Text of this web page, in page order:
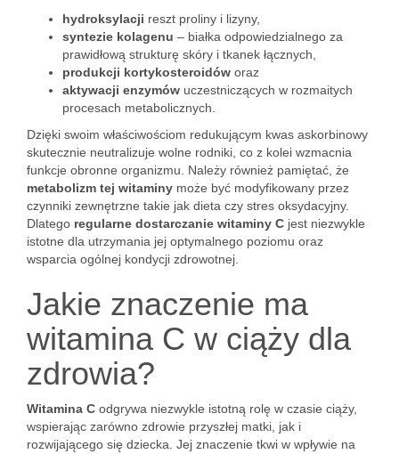
hydroksylacji reszt proliny i lizyny,
syntezie kolagenu – białka odpowiedzialnego za
prawidłową strukturę skóry i tkanek łącznych,
produkcji kortykosteroidów oraz
aktywacji enzymów uczestniczących w rozmaitych
procesach metabolicznych.
Dzięki swoim właściwościom redukującym kwas askorbinowy
skutecznie neutralizuje wolne rodniki, co z kolei wzmacnia
funkcje obronne organizmu. Należy również pamiętać, że
metabolizm tej witaminy może być modyfikowany przez
czynniki zewnętrzne takie jak dieta czy stres oksydacyjny.
Dlatego regularne dostarczanie witaminy C jest niezwykle
istotne dla utrzymania jej optymalnego poziomu oraz
wsparcia ogólnej kondycji zdrowotnej.
Jakie znaczenie ma
witamina C w ciąży dla
zdrowia?
Witamina C odgrywa niezwykle istotną rolę w czasie ciąży,
wspierając zarówno zdrowie przyszłej matki, jak i
rozwijającego się dziecka. Jej znaczenie tkwi w wpływie na